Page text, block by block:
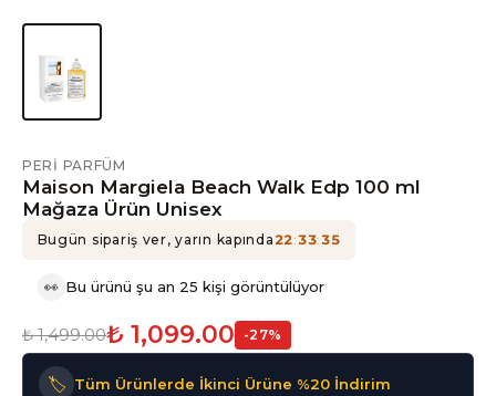
PERI PARFÜM
Maison Margiela Beach Walk Edp 100 ml
Mağaza Ürün Unisex
Bugün sipariş ver, yarın kapında22:33:35
👀 Bu ürünü şu an 25 kişi görüntülüyor
₺ 1,499.00₺ 1,099.00 -27%
🏷️ Tüm Ürünlerde İkinci Ürüne %20 İndirim